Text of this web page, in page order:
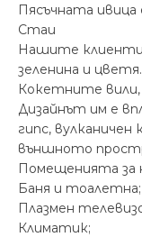
Пясъчната
Стаи
Нашите клиенти
зеленина и
Кокетните вили,
Дизайнът им е
гипс,
външното
Помещенията за
Баня и тоалетна;
Плазмен
Климатик;